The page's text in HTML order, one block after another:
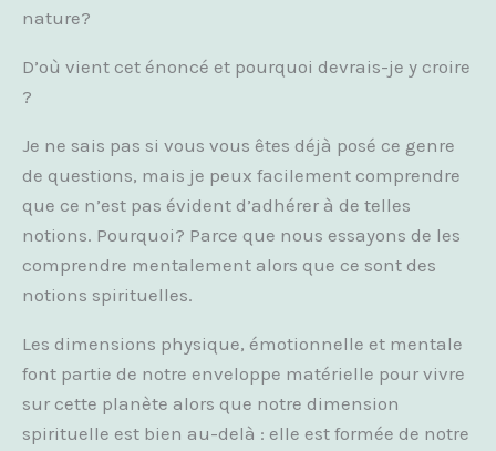
nature?
D’où vient cet énoncé et pourquoi devrais-je y croire
?
Je ne sais pas si vous vous êtes déjà posé ce genre
de questions, mais je peux facilement comprendre
que ce n’est pas évident d’adhérer à de telles
notions. Pourquoi? Parce que nous essayons de les
comprendre mentalement alors que ce sont des
notions spirituelles.
Les dimensions physique, émotionnelle et mentale
font partie de notre enveloppe matérielle pour vivre
sur cette planète alors que notre dimension
spirituelle est bien au-delà : elle est formée de notre